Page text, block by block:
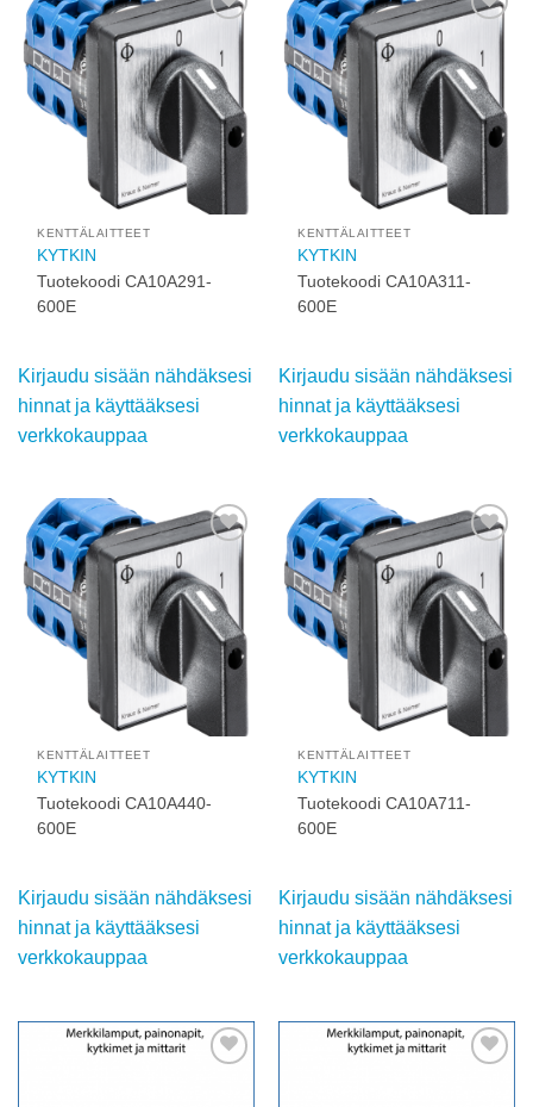
Add to
wishlist
KENTTÄLAITTEET
KYTKIN
Tuotekoodi CA10A291-
600E
Kirjaudu sisään nähdäksesi
hinnat ja käyttääksesi
verkkokauppaa
Add to
wishlist
KENTTÄLAITTEET
KYTKIN
Tuotekoodi CA10A311-
600E
Kirjaudu sisään nähdäksesi
hinnat ja käyttääksesi
verkkokauppaa
Add to
wishlist
KENTTÄLAITTEET
KYTKIN
Tuotekoodi CA10A440-
600E
Kirjaudu sisään nähdäksesi
hinnat ja käyttääksesi
verkkokauppaa
Add to
wishlist
KENTTÄLAITTEET
KYTKIN
Tuotekoodi CA10A711-
600E
Kirjaudu sisään nähdäksesi
hinnat ja käyttääksesi
verkkokauppaa